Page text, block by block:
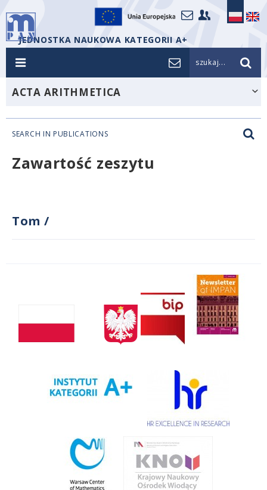
JEDNOSTKA NAUKOWA KATEGORII A+
szukaj...
ACTA ARITHMETICA
SEARCH IN PUBLICATIONS
Zawartość zeszytu
Tom /